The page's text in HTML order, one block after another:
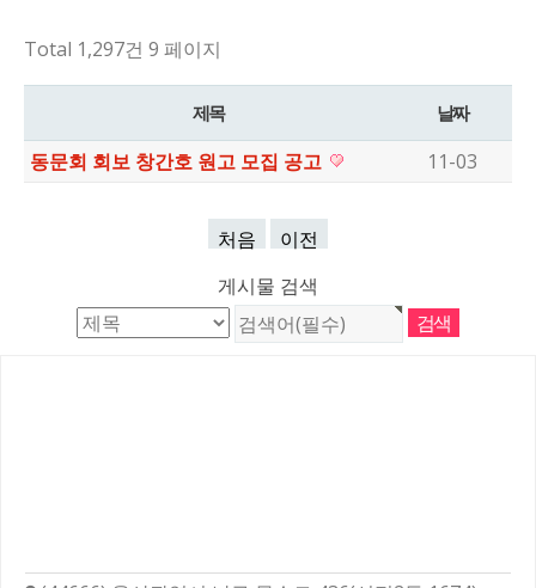
Total 1,297건 9 페이지
제목 날짜
동문회 회보 창간호 원고 모집 공고 11-03
처음
이전
게시물 검색